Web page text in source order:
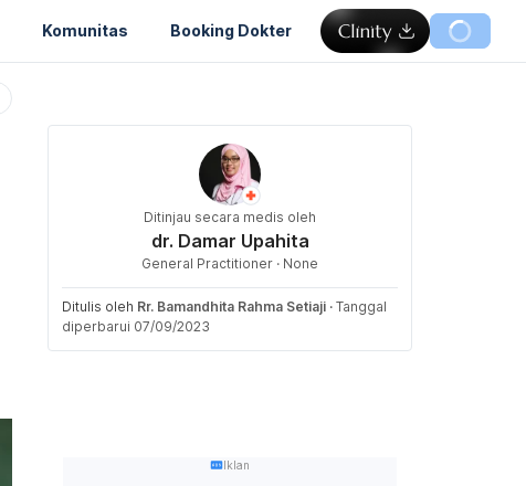
Komunitas Booking Dokter
Ditinjau secara medis oleh
dr. Damar Upahita
General Practitioner · None
Ditulis oleh Rr. Bamandhita Rahma Setiaji · Tanggal
diperbarui 07/09/2023
Iklan